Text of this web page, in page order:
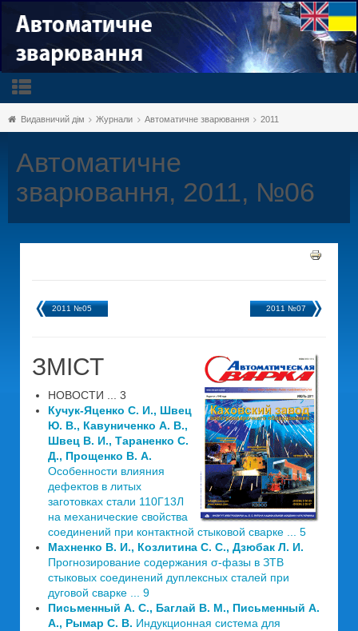
Видавничий дім Журнали Автоматичне зварювання 2011
Автоматичне
зварювання, 2011, №06
2011 №05 2011 №07
ЗМІСТ
НОВОСТИ ... 3
Кучук-Яценко С. И., Швец
Ю. В., Кавуниченко А. В.,
Швец В. И., Тараненко С.
Д., Прощенко В. А.
Особенности влияния
дефектов в литых
заготовках стали 110Г13Л
на механические свойства
соединений при контактной стыковой сварке ... 5
Махненко В. И., Козлитина С. С., Дзюбак Л. И.
Прогнозирование содержания σ-фазы в ЗТВ
стыковых соединений дуплексных сталей при
дуговой сварке ... 9
Письменный А. С., Баглай В. М., Письменный А.
А., Рымар С. В. Индукционная система для